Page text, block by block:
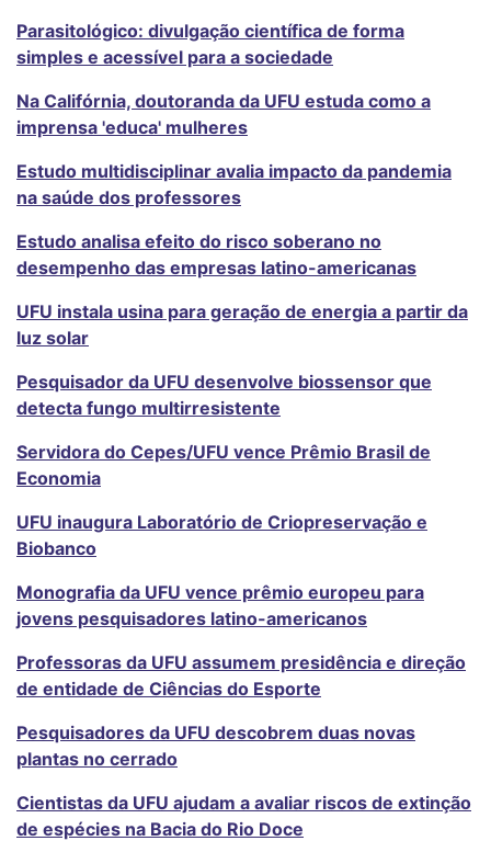
Parasitológico: divulgação científica de forma
simples e acessível para a sociedade
Na Califórnia, doutoranda da UFU estuda como a
imprensa 'educa' mulheres
Estudo multidisciplinar avalia impacto da pandemia
na saúde dos professores
Estudo analisa efeito do risco soberano no
desempenho das empresas latino-americanas
UFU instala usina para geração de energia a partir da
luz solar
Pesquisador da UFU desenvolve biossensor que
detecta fungo multirresistente
Servidora do Cepes/UFU vence Prêmio Brasil de
Economia
UFU inaugura Laboratório de Criopreservação e
Biobanco
Monografia da UFU vence prêmio europeu para
jovens pesquisadores latino-americanos
Professoras da UFU assumem presidência e direção
de entidade de Ciências do Esporte
Pesquisadores da UFU descobrem duas novas
plantas no cerrado
Cientistas da UFU ajudam a avaliar riscos de extinção
de espécies na Bacia do Rio Doce